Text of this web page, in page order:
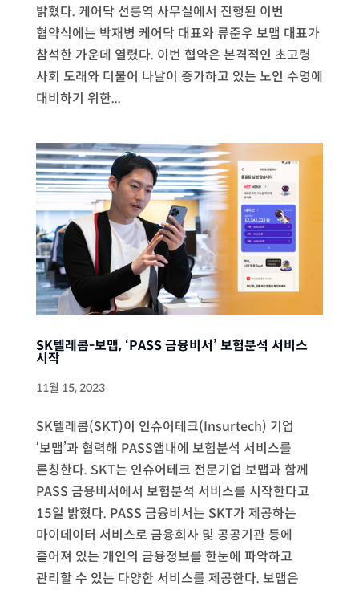
밝혔다. 케어닥 선릉역 사무실에서 진행된 이번
협약식에는 박재병 케어닥 대표와 류준우 보맵 대표가
참석한 가운데 열렸다. 이번 협약은 본격적인 초고령
사회 도래와 더불어 나날이 증가하고 있는 노인 수명에
대비하기 위한...
SK텔레콤-보맵, ‘PASS 금융비서’ 보험분석 서비스
시작
11월 15, 2023
SK텔레콤(SKT)이 인슈어테크(Insurtech) 기업
‘보맵’과 협력해 PASS앱내에 보험분석 서비스를
론칭한다. SKT는 인슈어테크 전문기업 보맵과 함께
PASS 금융비서에서 보험분석 서비스를 시작한다고
15일 밝혔다. PASS 금융비서는 SKT가 제공하는
마이데이터 서비스로 금융회사 및 공공기관 등에
흩어져 있는 개인의 금융정보를 한눈에 파악하고
관리할 수 있는 다양한 서비스를 제공한다. 보맵은